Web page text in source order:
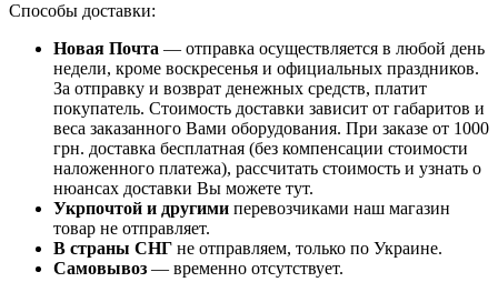
Способы доставки:
Новая Почта — отправка осуществляется в любой день
недели, кроме воскресенья и официальных праздников.
За отправку и возврат денежных средств, платит
покупатель. Стоимость доставки зависит от габаритов и
веса заказанного Вами оборудования. При заказе от 1000
грн. доставка бесплатная (без компенсации стоимости
наложенного платежа), рассчитать стоимость и узнать о
нюансах доставки Вы можете тут.
Укрпочтой и другими перевозчиками наш магазин
товар не отправляет.
В страны СНГ не отправляем, только по Украине.
Самовывоз — временно отсутствует.